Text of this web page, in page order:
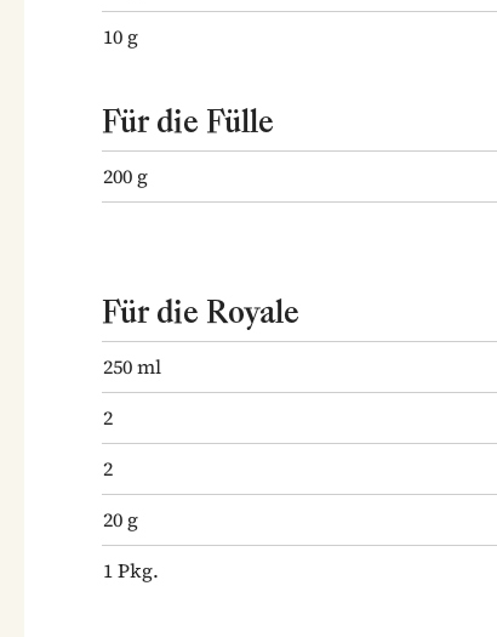
10 g
Für die Fülle
200 g
Für die Royale
250ml
2
2
20 g
1Pkg.